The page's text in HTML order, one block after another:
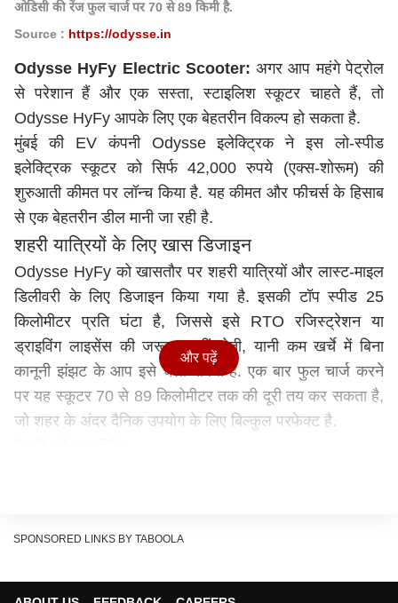
ओडिसी की रेंज फुल चार्ज पर 70 से 89 किमी है.
Source : https://odysse.in
Odysse HyFy Electric Scooter:अगर आप महंगे पेट्रोल
से परेशान हैं और एक सस्ता, स्टाइलिश स्कूटर चाहते हैं, तो
Odysse HyFy आपके लिए एक बेहतरीन विकल्प हो सकता है.
मुंबई की EV कंपनी Odysse इलेक्ट्रिक ने इस लो-स्पीड
इलेक्ट्रिक स्कूटर को सिर्फ 42,000 रुपये (एक्स-शोरूम) की
शुरुआती कीमत पर लॉन्च किया है. यह कीमत और फीचर्स के हिसाब
से एक बेहतरीन डील मानी जा रही है.
शहरी यात्रियों के लिए खास डिजाइन
Odysse HyFy को खासतौर पर शहरी यात्रियों और लास्ट-माइल
डिलीवरी के लिए डिजाइन किया गया है. इसकी टॉप स्पीड 25
किलोमीटर प्रति घंटा है, जिससे इसे RTO रजिस्ट्रेशन या
ड्राइविंग लाइसेंस की जरूरत नहीं होती, यानी कम खर्चे में बिना
कानूनी झंझट के आप इसे चला सकते हैं. एक बार फुल चार्ज करने
पर यह स्कूटर 70 से 89 किलोमीटर तक की दूरी तय कर सकता है,
जो शहर के अंदर दैनिक उपयोग के लिए बिल्कुल परफेक्ट है.
रूप में पेश किया गया है. इसमें कई ऐसे एडवांस फीचर्स शामिल हैं, जो
और पढ़ें
SPONSORED LINKS BY TABOOLA